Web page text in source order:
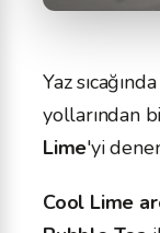
Yaz
yollarından
Lime'yi
Cool Lime